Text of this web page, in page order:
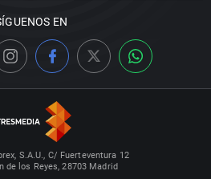
EN
S.A.U., C/ Fuerteventura 12
de los Reyes, 28703 Madrid